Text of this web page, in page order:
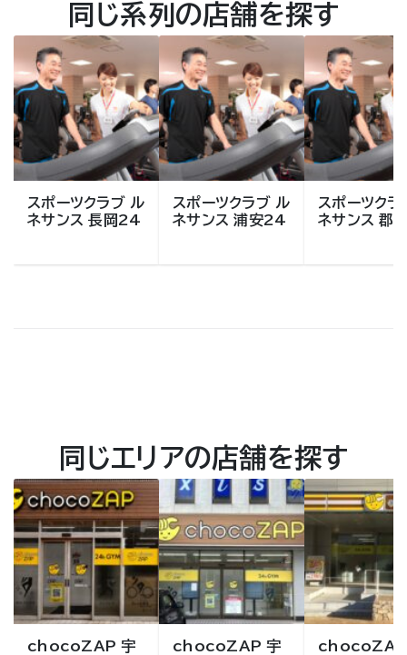
同じ系列の店舗を探す
スポーツクラブ ル
ネサンス 長岡24
スポーツクラブ ル
ネサンス 浦安24
スポーツクラ
ネサンス 郡
同じエリアの店舗を探す
chocoZAP 宇
chocoZAP 宇
chocoZAP